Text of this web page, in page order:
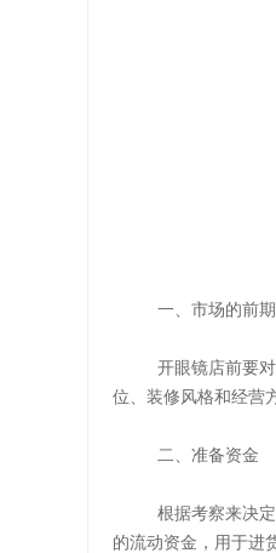
一、市场的前
开眼镜店前要
位、装修风格和经营
二、准备资金
根据考察来决
的流动资金，用于进